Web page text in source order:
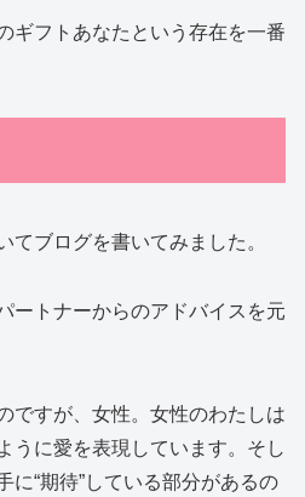
ギフトあなたという存在を一番
てブログを書いてみました。
ートナーからのアドバイスを元
ですが、女性。女性のわたしは
うに愛を表現しています。そし
に“期待”している部分があるの